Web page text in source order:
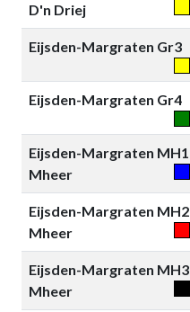
D'n Driej
Eijsden-Margraten Gr3
Eijsden-Margraten Gr4
Eijsden-Margraten MH1
Mheer
Eijsden-Margraten MH2
Mheer
Eijsden-Margraten MH3
Mheer